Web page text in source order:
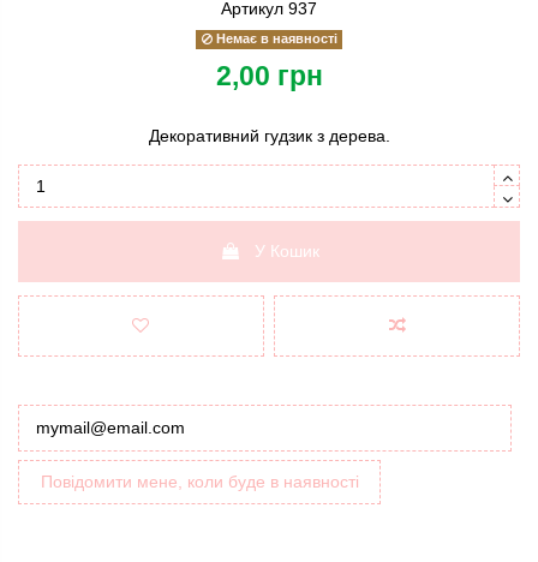
Артикул 937
Немає в наявності
2,00 грн
Декоративний гудзик з дерева.
У Кошик
Повідомити мене, коли буде в наявності